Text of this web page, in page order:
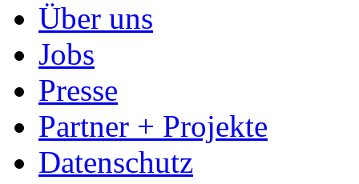
Über uns
Jobs
Presse
Partner + Projekte
Datenschutz